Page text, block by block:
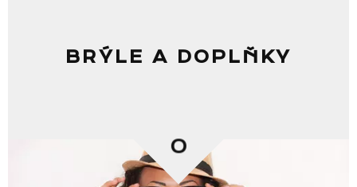
BRÝLE A DOPLŇKY
0